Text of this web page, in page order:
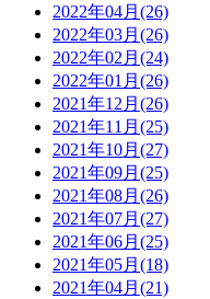
2022年04月(26)
2022年03月(26)
2022年02月(24)
2022年01月(26)
2021年12月(26)
2021年11月(25)
2021年10月(27)
2021年09月(25)
2021年08月(26)
2021年07月(27)
2021年06月(25)
2021年05月(18)
2021年04月(21)